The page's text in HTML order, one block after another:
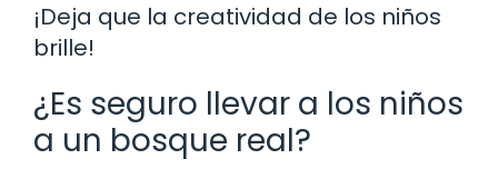
¡Deja que la creatividad de los niños
brille!
¿Es seguro llevar a los niños
a un bosque real?